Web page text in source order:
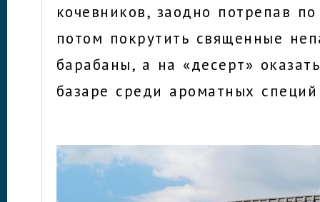
кочевников, заодно потрепав
потом покрутить священные
барабаны, а на «десерт»
базаре среди ароматных